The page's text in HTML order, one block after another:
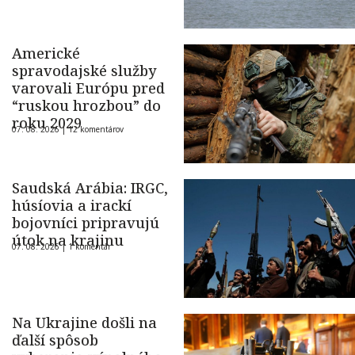
Americké
spravodajské služby
varovali Európu pred
“ruskou hrozbou” do
roku 2029
07. 08. 2026 |12 komentárov
Saudská Arábia: IRGC,
húsíovia a irackí
bojovníci pripravujú
útok na krajinu
07. 08. 2026 | 1 komentár
Na Ukrajine došli na
ďalší spôsob